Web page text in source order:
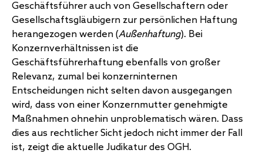
Geschäftsführer auch von Gesellschaftern oder
Gesellschaftsgläubigern zur persönlichen Haftung
herangezogen werden (Außenhaftung). Bei
Konzernverhältnissen ist die
Geschäftsführerhaftung ebenfalls von großer
Relevanz, zumal bei konzerninternen
Entscheidungen nicht selten davon ausgegangen
wird, dass von einer Konzernmutter genehmigte
Maßnahmen ohnehin unproblematisch wären. Dass
dies aus rechtlicher Sicht jedoch nicht immer der Fall
ist, zeigt die aktuelle Judikatur des OGH.